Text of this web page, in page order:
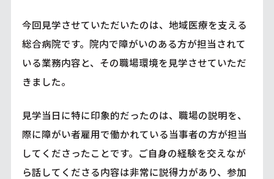
今回見学させていただいたのは、地域医療を支える
総合病院です。院内で障がいのある方が担当されて
いる業務内容と、その職場環境を見学させていただ
きました。
見学当日に特に印象的だったのは、職場の説明を、
際に障がい者雇用で働かれている当事者の方が担当
してくださったことです。ご自身の経験を交えなが
ら話してくださる内容は非常に説得力があり、参加